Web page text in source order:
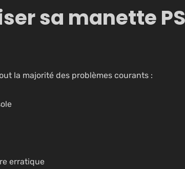
sa manette
la majorité des problèmes courants :
erratique